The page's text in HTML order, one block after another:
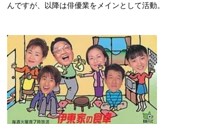
んですが、以降は俳優業をメインとして活動。